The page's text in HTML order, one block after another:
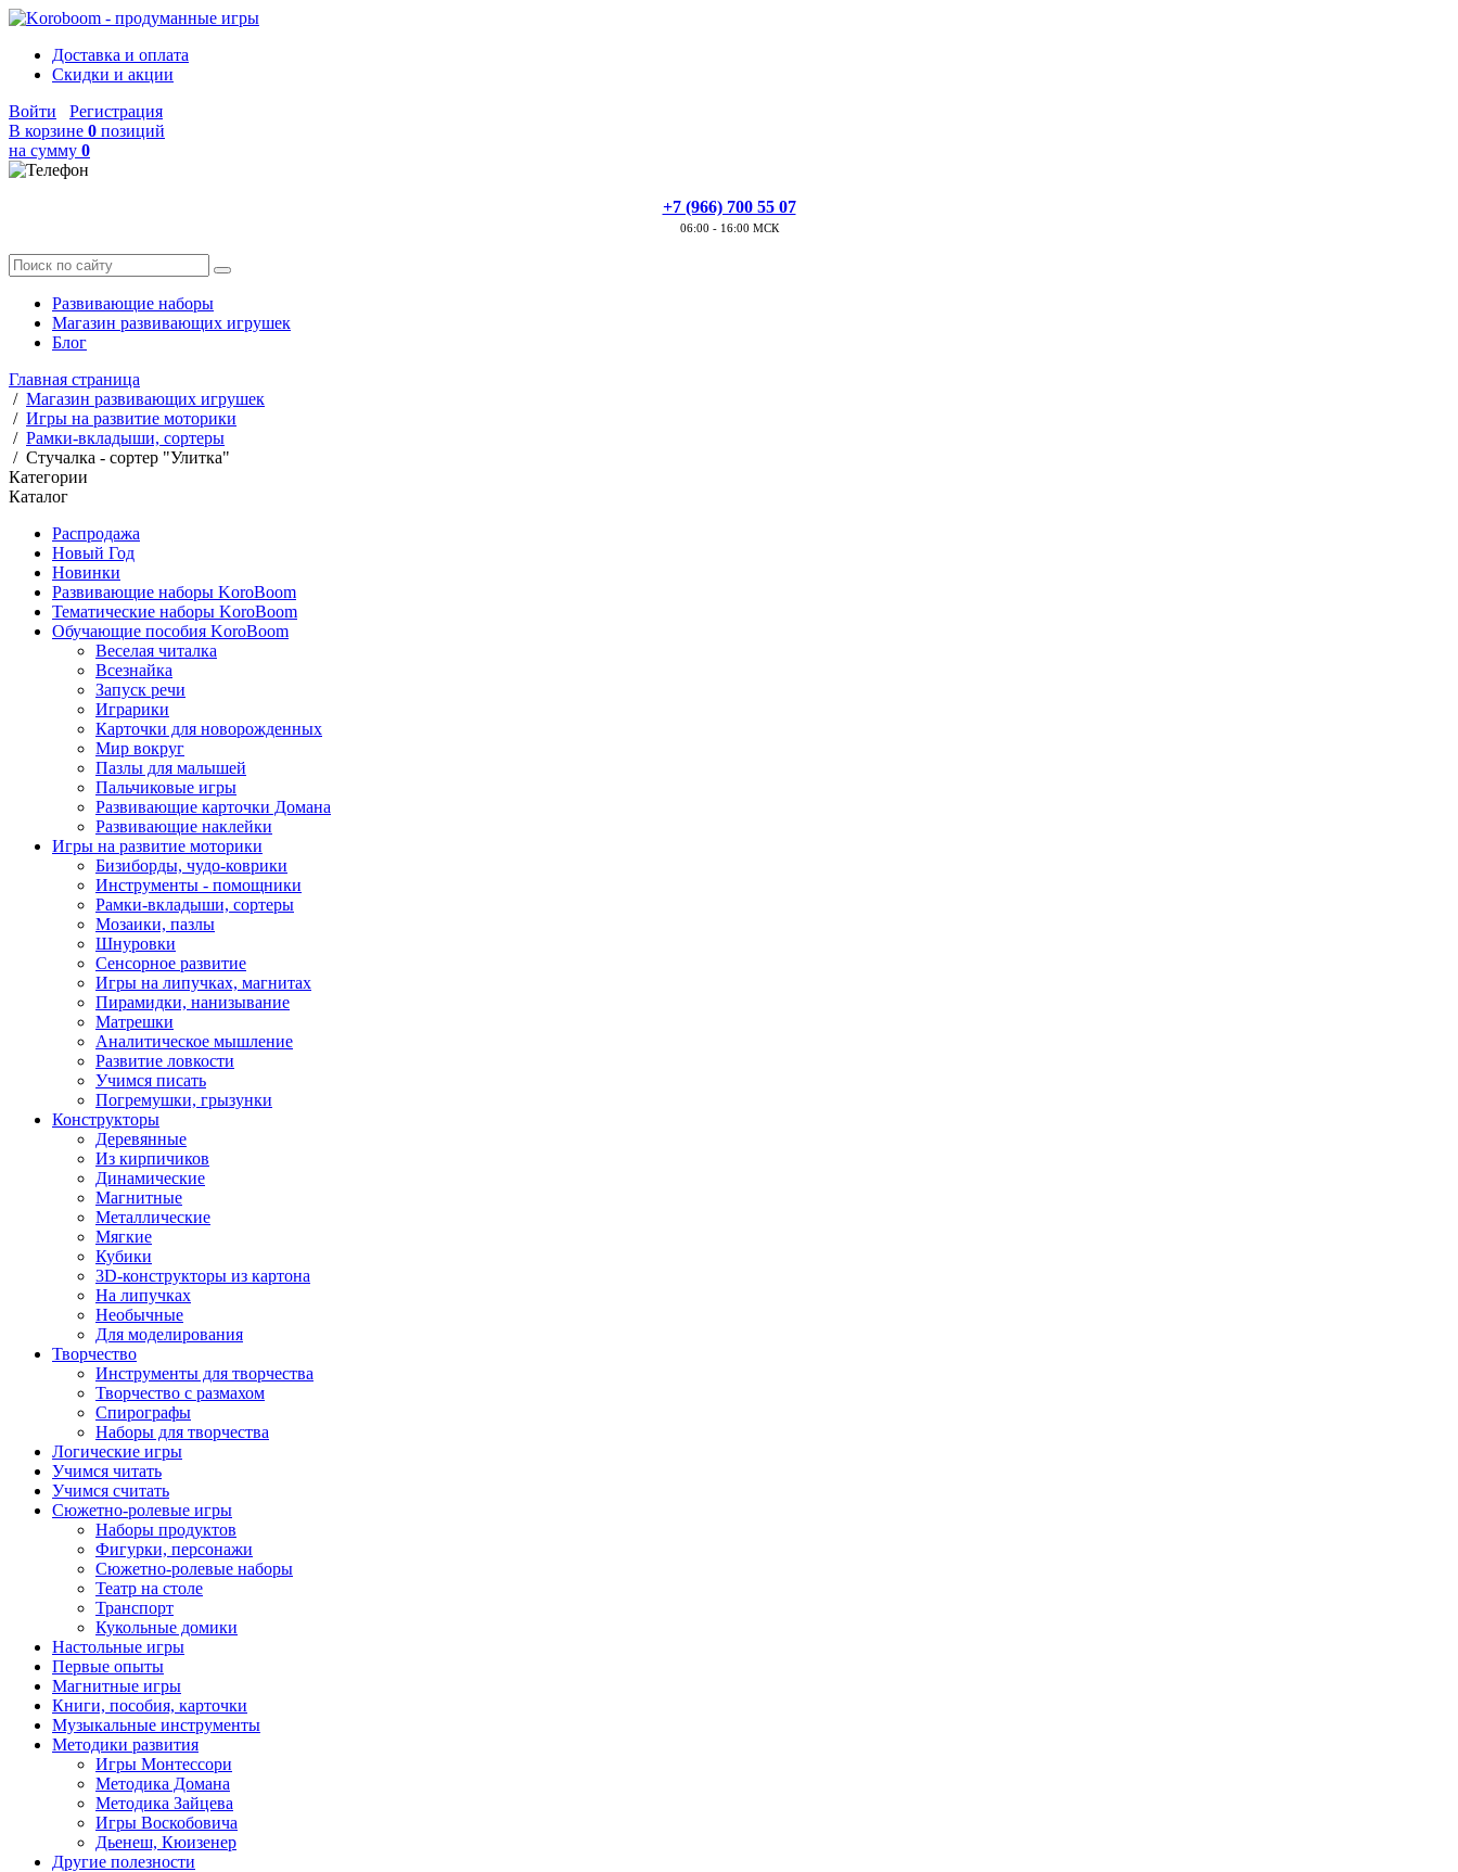
Доставка и оплата
Скидки и акции
Войти
Регистрация
В корзине 0 позиций
на сумму 0
+7 (966) 700 55 07
06:00 - 16:00 МСК
Развивающие наборы
Магазин развивающих игрушек
Блог
Главная страница
/ Магазин развивающих игрушек
/ Игры на развитие моторики
/ Рамки-вкладыши, сортеры
/ Стучалка - сортер "Улитка"
Категории
Каталог
Распродажа
Новый Год
Новинки
Развивающие наборы KoroBoom
Тематические наборы KoroBoom
Обучающие пособия KoroBoom
Веселая читалка
Всезнайка
Запуск речи
Играрики
Карточки для новорожденных
Мир вокруг
Пазлы для малышей
Пальчиковые игры
Развивающие карточки Домана
Развивающие наклейки
Игры на развитие моторики
Бизиборды, чудо-коврики
Инструменты - помощники
Рамки-вкладыши, сортеры
Мозаики, пазлы
Шнуровки
Сенсорное развитие
Игры на липучках, магнитах
Пирамидки, нанизывание
Матрешки
Аналитическое мышление
Развитие ловкости
Учимся писать
Погремушки, грызунки
Конструкторы
Деревянные
Из кирпичиков
Динамические
Магнитные
Металлические
Мягкие
Кубики
3D-конструкторы из картона
На липучках
Необычные
Для моделирования
Творчество
Инструменты для творчества
Творчество с размахом
Спирографы
Наборы для творчества
Логические игры
Учимся читать
Учимся считать
Сюжетно-ролевые игры
Наборы продуктов
Фигурки, персонажи
Сюжетно-ролевые наборы
Театр на столе
Транспорт
Кукольные домики
Настольные игры
Первые опыты
Магнитные игры
Книги, пособия, карточки
Музыкальные инструменты
Методики развития
Игры Монтессори
Методика Домана
Методика Зайцева
Игры Воскобовича
Дьенеш, Кюизенер
Другие полезности